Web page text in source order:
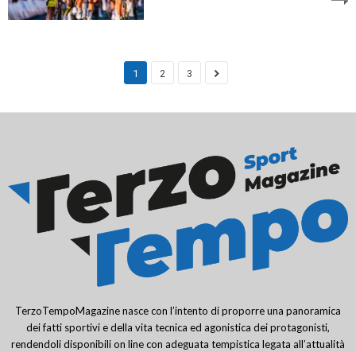
1 2 3
TerzoTempoMagazine nasce con l’intento di proporre una panoramica
dei fatti sportivi e della vita tecnica ed agonistica dei protagonisti,
rendendoli disponibili on line con adeguata tempistica legata all’attualità